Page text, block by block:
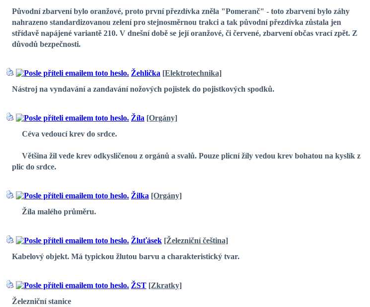
Původní zbarvení bylo oranžové, proto první přezdívka zněla "Pomeranč" - toto zbarvení bylo záhy
nahrazeno standardizovanou zelení pro stejnosměrnou trakci a tak původní přezdívka zůstala jen
střídavě napájené variantě 210. V dnešní době se její oranžové, či červené, zbarvení občas vrací zpět. Z
důvodů bezpečnosti.
Žehlička [Elektrotechnika]
Nástroj na vyndavání a zandavání nožových pojistek do pojistkových spodků.
Žíla [Orgány]
Céva vedoucí krev do srdce.
Většina žil vede krev odkysličenou z orgánů a svalů. Pouze plicní žíly vedou krev bohatou na kyslík z
plic do srdce.
Žilka [Orgány]
Žíla malého průměru.
Žluťásek [Železniční čeština]
Kabelový objekt. Má typickou žlutou barvu a charakteristický tvar.
ŽST [Zkratky]
Železniční stanice